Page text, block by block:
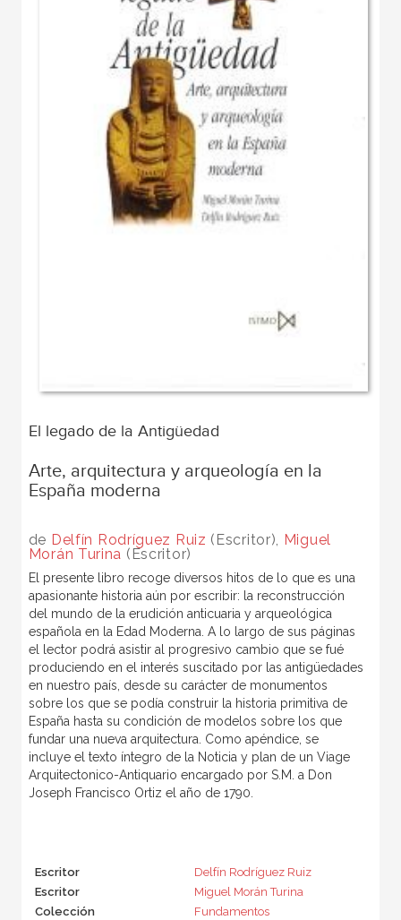
El legado de la Antigüedad
Arte, arquitectura y arqueología en la
España moderna
de Delfín Rodríguez Ruiz (Escritor), Miguel
Morán Turina (Escritor)
El presente libro recoge diversos hitos de lo que es una
apasionante historia aún por escribir: la reconstrucción
del mundo de la erudición anticuaria y arqueológica
española en la Edad Moderna. A lo largo de sus páginas
el lector podrá asistir al progresivo cambio que se fué
produciendo en el interés suscitado por las antigüedades
en nuestro país, desde su carácter de monumentos
sobre los que se podía construir la historia primitiva de
España hasta su condición de modelos sobre los que
fundar una nueva arquitectura. Como apéndice, se
incluye el texto íntegro de la Noticia y plan de un Viage
Arquitectonico-Antiquario encargado por S.M. a Don
Joseph Francisco Ortiz el año de 1790.
Escritor
Delfín Rodríguez Ruiz
Escritor
Miguel Morán Turina
Colección
Fundamentos